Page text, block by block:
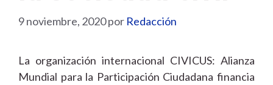
9 noviembre, 2020por Redacción
La organización internacional CIVICUS: Alianza
Mundial para la Participación Ciudadana financia